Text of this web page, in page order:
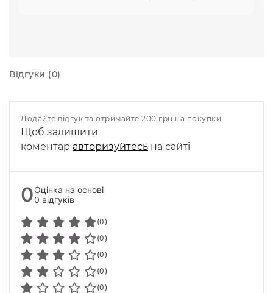
Відгуки (0)
Додайте відгук та отримайте 200 грн на покупки
Щоб залишити
коментар авторизуйтесь на сайті
0Оцінка на основі
0 відгуків
(0)
(0)
(0)
(0)
(0)